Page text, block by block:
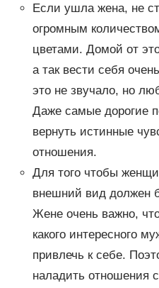
Если ушла жена, не
огромным
цветами. Домой от
а так вести себя
это не звучало, но
Даже самые дорогие
вернуть истинные
отношения.
Для того чтобы
внешний вид должен
Жене очень важно,
какого интересного
привлечь к себе.
наладить отношения